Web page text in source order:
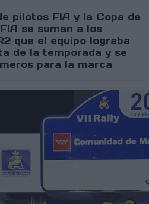
pilotos FIA y la Copa de
se suman a los
que el equipo lograba
de la temporada y se
para la marca